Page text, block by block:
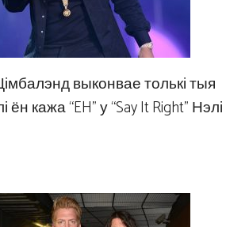
выконвае толькі тыя
кажа “EH” у “Say It Right” Нэлі